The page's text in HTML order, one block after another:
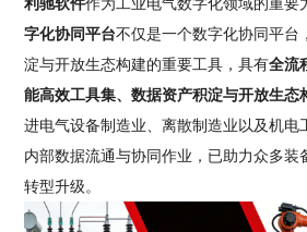
利驰软件作为工业电气数字化领域的重要
字化协同平台不仅是一个数字化协同平台
淀与开放生态构建的重要工具，具有全流
能高效工具集、数据资产积淀与开放生态
进电气设备制造业、离散制造业以及机电
内部数据流通与协同作业，已助力众多装
转型升级。